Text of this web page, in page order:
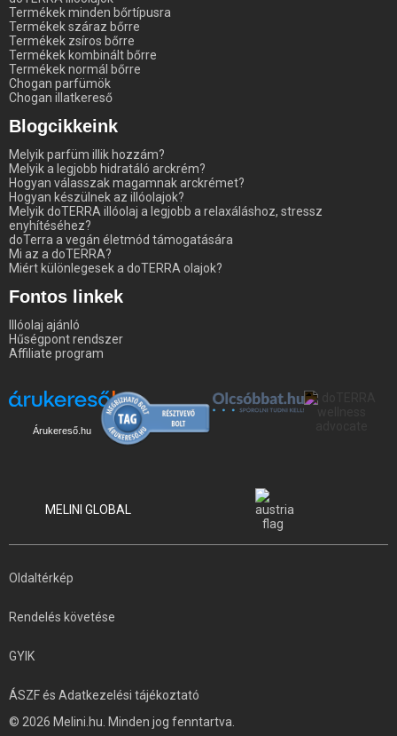
Termékek minden bőrtípusra
Termékek száraz bőrre
Termékek zsíros bőrre
Termékek kombinált bőrre
Termékek normál bőrre
Chogan parfümök
Chogan illatkereső
Blogcikkeink
Melyik parfüm illik hozzám?
Melyik a legjobb hidratáló arckrém?
Hogyan válasszak magamnak arckrémet?
Hogyan készülnek az illóolajok?
Melyik doTERRA illóolaj a legjobb a relaxáláshoz, stressz
enyhítéséhez?
doTerra a vegán életmód támogatására
Mi az a doTERRA?
Miért különlegesek a doTERRA olajok?
Fontos linkek
Illóolaj ajánló
Hűségpont rendszer
Affiliate program
Árukereső.hu
MELINI GLOBAL
© 2026 Melini.hu. Minden jog fenntartva.
ÁSZF és Adatkezelési tájékoztató
GYIK
Rendelés követése
Oldaltérkép